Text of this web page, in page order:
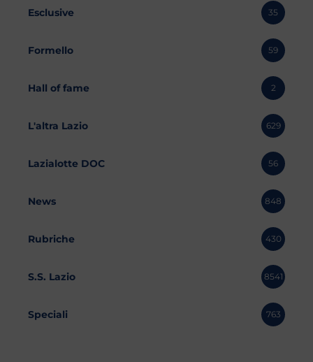
Esclusive 35
Formello 59
Hall of fame 2
L'altra Lazio 629
Lazialotte DOC 56
News 848
Rubriche 430
S.S. Lazio 8541
Speciali 763